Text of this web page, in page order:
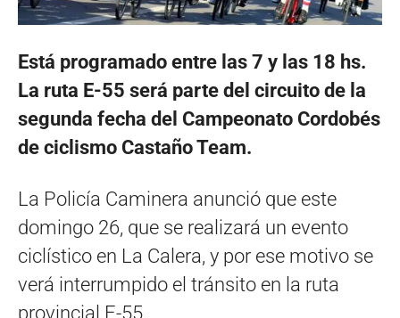
Está programado entre las 7 y las 18 hs.
La ruta E-55 será parte del circuito de la
segunda fecha del Campeonato Cordobés
de ciclismo Castaño Team.
La Policía Caminera anunció que este
domingo 26, que se realizará un evento
ciclístico en La Calera, y por ese motivo se
verá interrumpido el tránsito en la ruta
provincial E-55.